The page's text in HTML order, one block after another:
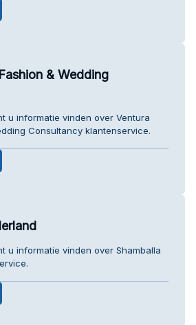
& Wedding
u informatie vinden over Ventura
Consultancy klantenservice.
u informatie vinden over Shamballa